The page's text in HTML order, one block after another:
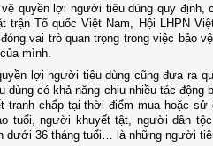
vệ quyền lợi người tiêu dùng quy
trận Tổ quốc Việt Nam, Hội LHPN
vai trò quan trọng trong việc bảo
mình.
lợi người tiêu dùng cũng đưa ra
dùng có khả năng chịu nhiều tác động
tranh chấp tại thời điểm mua hoặc sử
tuổi, người khuyết tật, người dân
dưới 36 tháng tuổi… là những người